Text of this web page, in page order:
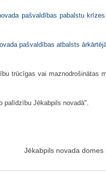
pašvaldības pabalstu
pašvaldības atbalsts
trūcīgas vai maznodrošinātas
palīdzību Jēkabpils novadā".
Jēkabpils novada domes